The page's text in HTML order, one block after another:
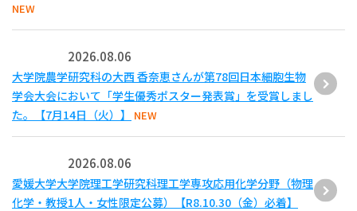
NEW
2026.08.06
大学院農学研究科の大西 香奈恵さんが第78回日本細胞生物
学会大会において「学生優秀ポスター発表賞」を受賞しまし
た。【7月14日（火）】
NEW
2026.08.06
愛媛大学大学院理工学研究科理工学専攻応用化学分野（物理
化学・教授1人・女性限定公募）【R8.10.30（金）必着】